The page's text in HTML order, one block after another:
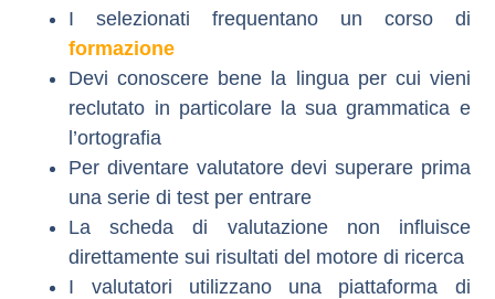
I selezionati frequentano un corso di
formazione
Devi conoscere bene la lingua per cui vieni
reclutato in particolare la sua grammatica e
l’ortografia
Per diventare valutatore devi superare prima
una serie di test per entrare
La scheda di valutazione non influisce
direttamente sui risultati del motore di ricerca
I valutatori utilizzano una piattaforma di